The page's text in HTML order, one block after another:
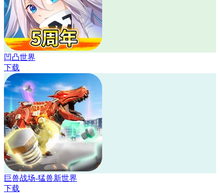
凹凸世界
下载
巨兽战场-猛兽新世界
下载